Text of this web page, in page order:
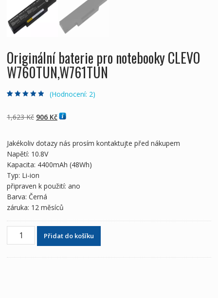
Originální baterie pro notebooky CLEVO
W760TUN,W761TUN
základě
hodnocení
(Hodnocení: 2)
1,623Kč Původní
1,623 Kč
906 KčAktuální
906 Kč
Jakékoliv dotazy nás prosím kontaktujte před nákupem
Napětí: 10.8V
Kapacita: 4400mAh (48Wh)
Typ: Li-ion
připraven k použití: ano
Barva: Černá
záruka: 12 měsíců
Originální
Přidat do košíku